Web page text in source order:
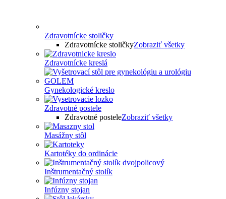
Zdravotnícke stoličky
Zdravotnícke stoličkyZobraziť všetky
Zdravotnícke kreslá
Gynekologické kreslo
Zdravotné postele
Zdravotné posteleZobraziť všetky
Masážny stôl
Kartotéky do ordinácie
Inštrumentačný stolík
Infúzny stojan